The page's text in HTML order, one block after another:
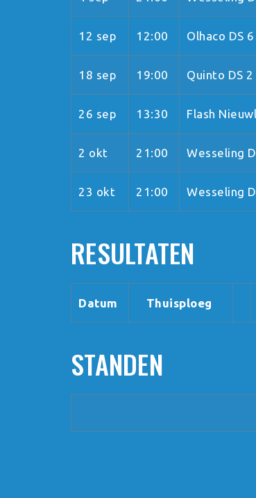
12 sep 12:00 Olhaco DS 6
18 sep 19:00 Quinto DS 2
26 sep 13:30 Flash
2 okt 21:00 Wesseling
23 okt 21:00 Wesseling
RESULTATEN
Datum Thuisploeg
STANDEN